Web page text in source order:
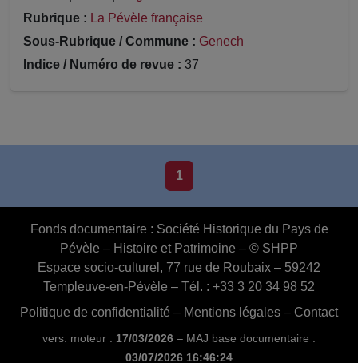
Rubrique : La Pévèle française
Sous-Rubrique / Commune : Genech
Indice / Numéro de revue : 37
1
Fonds documentaire : Société Historique du Pays de
Pévèle – Histoire et Patrimoine – © SHPP
Espace socio-culturel, 77 rue de Roubaix – 59242
Templeuve-en-Pévèle – Tél. : +33 3 20 34 98 52
Politique de confidentialité – Mentions légales – Contact
vers. moteur : 17/03/2026 – MAJ base documentaire :
03/07/2026 16:46:24